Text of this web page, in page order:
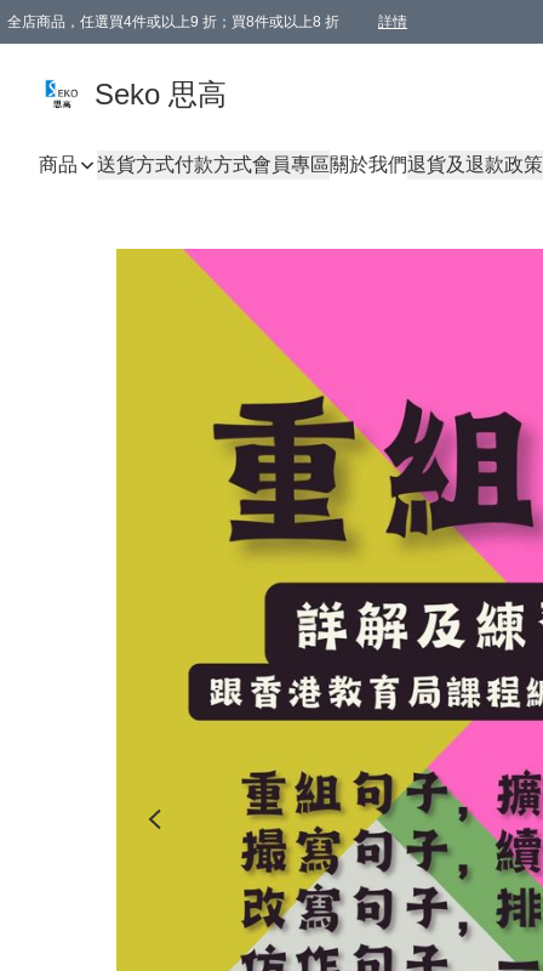
全店商品，任選買4件或以上9 折；買8件或以上8 折 詳情
Seko 思高
商品 送貨方式付款方式會員專區關於我們退貨及退款政策